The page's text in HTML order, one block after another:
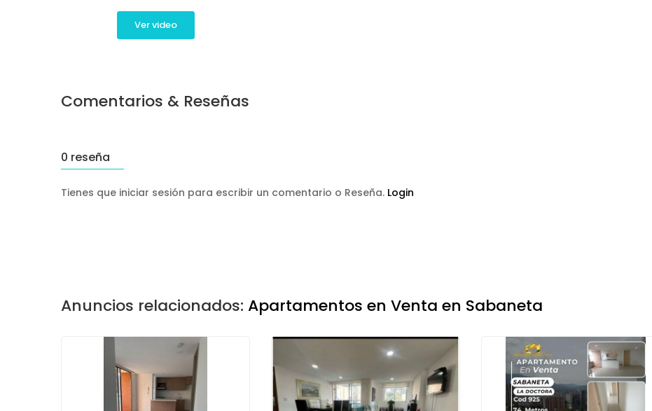
Ver video
Comentarios & Reseñas
0 reseña
Tienes que iniciar sesión para escribir un comentario o Reseña. Login
Anuncios relacionados: Apartamentos en Venta en Sabaneta